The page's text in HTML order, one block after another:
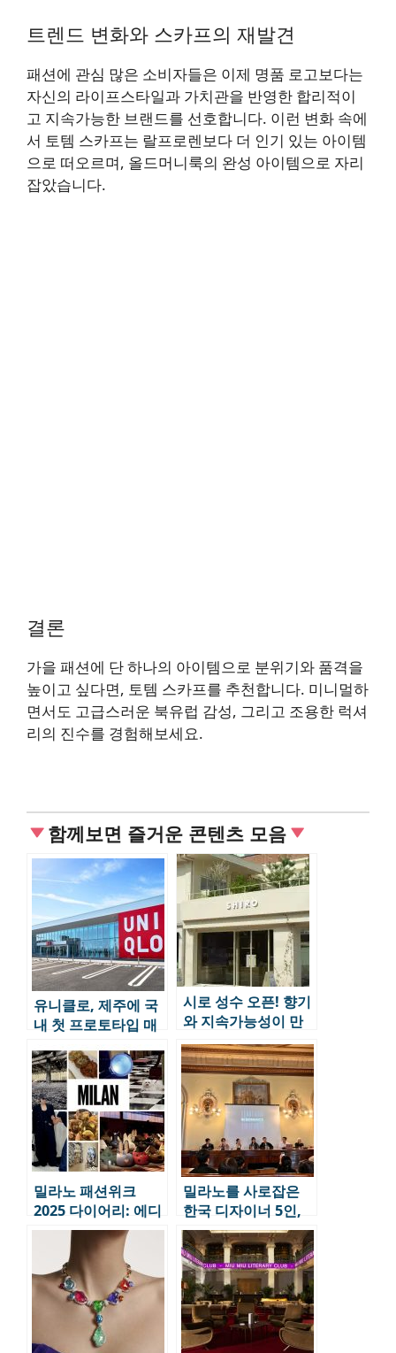
트렌드 변화와 스카프의 재발견
패션에 관심 많은 소비자들은 이제 명품 로고보다는
자신의 라이프스타일과 가치관을 반영한 합리적이
고 지속가능한 브랜드를 선호합니다. 이런 변화 속에
서 토템 스카프는 랄프로렌보다 더 인기 있는 아이템
으로 떠오르며, 올드머니룩의 완성 아이템으로 자리
잡았습니다.
결론
가을 패션에 단 하나의 아이템으로 분위기와 품격을
높이고 싶다면, 토템 스카프를 추천합니다. 미니멀하
면서도 고급스러운 북유럽 감성, 그리고 조용한 럭셔
리의 진수를 경험해보세요.
함께보면 즐거운 콘텐츠 모음
유니클로, 제주에 국
내 첫 프로토타입 매
서귀포점의 새로운
시도
시로 성수 오픈! 향기
와 지속가능성이 만
난 SHIRO 한국 첫 플
래그십 스토어
밀라노 패션위크
2025 다이어리: 에디
터가 경험한 특별한
순간들
밀라노를 사로잡은
한국 디자이너 5인,
K-패션의 울림